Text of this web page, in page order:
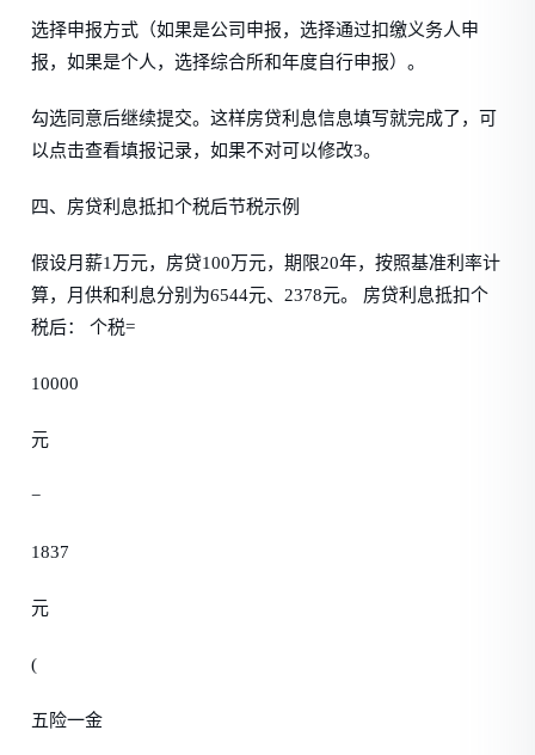
选择申报方式（如果是公司申报，选择通过扣缴义务人申
报，如果是个人，选择综合所和年度自行申报）。
勾选同意后继续提交。这样房贷利息信息填写就完成了，可
以点击查看填报记录，如果不对可以修改3。
四、房贷利息抵扣个税后节税示例
假设月薪1万元，房贷100万元，期限20年，按照基准利率计
算，月供和利息分别为6544元、2378元。 房贷利息抵扣个
税后： 个税=
10000
元
−
1837
元
(
五险一金